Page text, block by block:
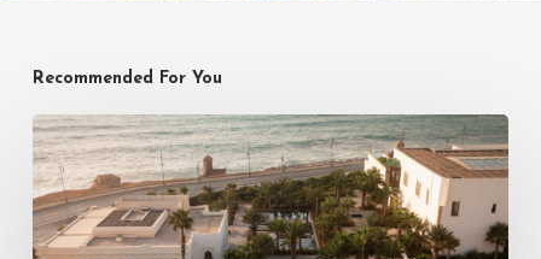
Recommended For You